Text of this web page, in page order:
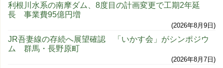
利根川水系の南摩ダム、8度目の計画変更で工期2年延
長 事業費95億円増
2026年8月9日
JR吾妻線の存続へ展望確認 「いかす会」がシンポジウ
ム 群馬・長野原町
2026年8月7日